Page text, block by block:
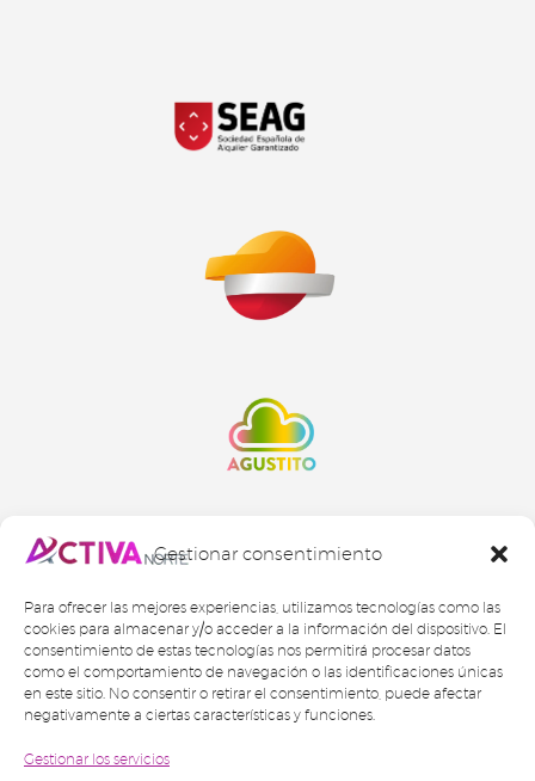
Gestionar consentimiento
Para ofrecer las mejores experiencias, utilizamos tecnologías como las
cookies para almacenar y/o acceder a la información del dispositivo. El
consentimiento de estas tecnologías nos permitirá procesar datos
como el comportamiento de navegación o las identificaciones únicas
en este sitio. No consentir o retirar el consentimiento, puede afectar
negativamente a ciertas características y funciones.
Gestionar los servicios